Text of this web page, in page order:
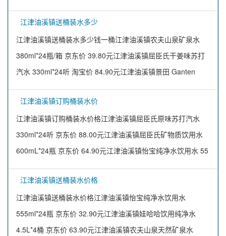
江津油溪镇送桶装水多少
江津油溪镇送桶装水多少钱一桶江津油溪镇农夫山泉矿泉水
380ml*24瓶/箱 京东价 39.80元江津油溪镇屈臣氏干姜味苏打
汽水 330ml*24听 淘宝价 84.90元江津油溪镇景田 Ganten
江津油溪镇订购桶装水价
江津油溪镇订购桶装水价格江津油溪镇屈臣氏原味苏打汽水
330ml*24听 京东价 88.00元江津油溪镇屈臣氏矿物质饮用水
600mL*24瓶 京东价 64.90元江津油溪镇怡宝纯净水饮用水 55
江津油溪镇送桶装水价格
江津油溪镇送桶装水价格江津油溪镇怡宝纯净水饮用水
555ml*24瓶 京东价 32.90元江津油溪镇娃哈哈饮用纯净水
4.5L*4桶 京东价 63.90元江津油溪镇农夫山泉天然矿泉水